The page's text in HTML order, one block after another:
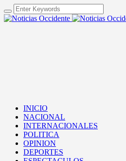
INICIO
NACIONAL
INTERNACIONALES
POLITICA
OPINION
DEPORTES